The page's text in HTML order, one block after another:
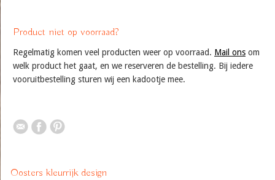
Product niet op voorraad?
Regelmatig komen veel producten weer op voorraad. Mail ons om
welk product het gaat, en we reserveren de bestelling. Bij iedere
vooruitbestelling sturen wij een kadootje mee.
Oosters kleurrijk design